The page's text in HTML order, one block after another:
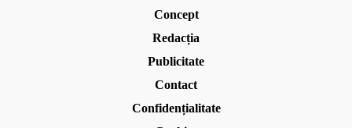
Concept
Redacția
Publicitate
Contact
Confidențialitate